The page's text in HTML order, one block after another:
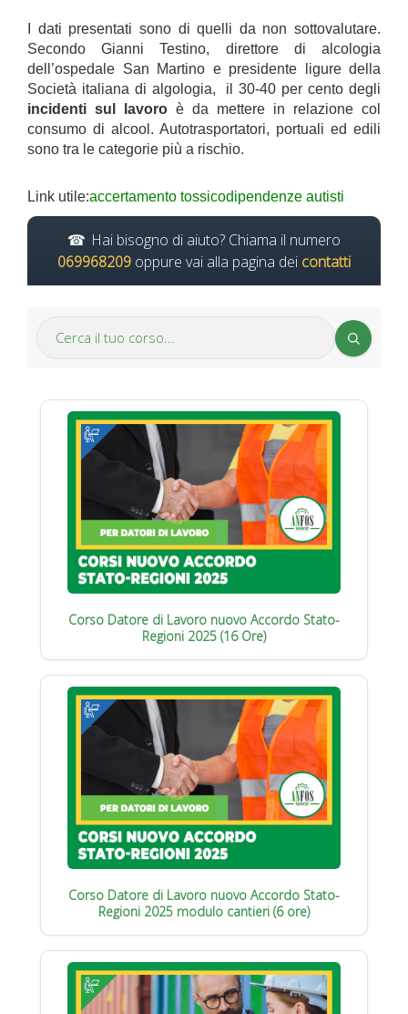
I dati presentati sono di quelli da non sottovalutare.
Secondo Gianni Testino, direttore di alcologia
dell’ospedale San Martino e presidente ligure della
Società italiana di algologia, il 30-40 per cento degli
incidenti sul lavoro è da mettere in relazione col
consumo di alcool. Autotrasportatori, portuali ed edili
sono tra le categorie più a rischio.
Link utile:accertamento tossicodipendenze autisti
Hai bisogno di aiuto? Chiama il numero
069968209 oppure vai alla pagina dei contatti
Corso Datore di Lavoro nuovo Accordo Stato-
Regioni 2025 (16 Ore)
Corso Datore di Lavoro nuovo Accordo Stato-
Regioni 2025 modulo cantieri (6 ore)